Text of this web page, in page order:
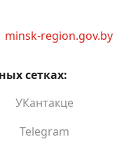
minsk-region.gov.by
сетках:
УКантакце
Telegram